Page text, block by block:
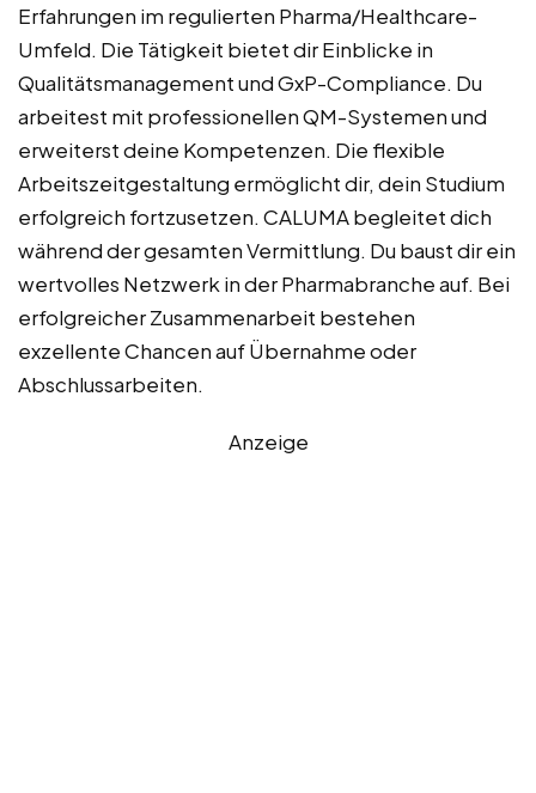
Erfahrungen im regulierten Pharma/Healthcare-
Umfeld. Die Tätigkeit bietet dir Einblicke in
Qualitätsmanagement und GxP-Compliance. Du
arbeitest mit professionellen QM-Systemen und
erweiterst deine Kompetenzen. Die flexible
Arbeitszeitgestaltung ermöglicht dir, dein Studium
erfolgreich fortzusetzen. CALUMA begleitet dich
während der gesamten Vermittlung. Du baust dir ein
wertvolles Netzwerk in der Pharmabranche auf. Bei
erfolgreicher Zusammenarbeit bestehen
exzellente Chancen auf Übernahme oder
Abschlussarbeiten.
Anzeige